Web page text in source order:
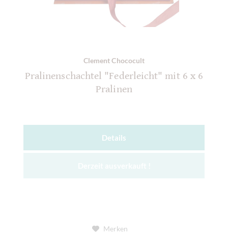
Clement Chococult
Pralinenschachtel "Federleicht" mit 6 x 6
Pralinen
Details
Merken